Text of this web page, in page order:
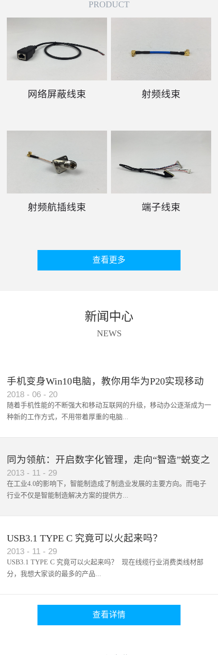
PRODUCT
网络屏蔽线束 射频线束
射频航插线束 端子线束
查看更多
新闻中心
NEWS
手机变身Win10电脑，教你用华为P20实现移动
办公功能
2018 - 06 - 20
随着手机性能的不断强大和移动互联网的升级，移动办公逐渐成为一
种新的工作方式，不用带着厚重的电脑...
同为领航：开启数字化管理，走向“智造”蜕变之
路
2013 - 11 - 29
在工业4.0的影响下，智能制造成了制造业发展的主要方向。而电子
行业不仅是智能制造解决方案的提供方...
USB3.1 TYPE C 究竟可以火起来吗？
2013 - 11 - 29
USB3.1 TYPE C 究竟可以火起来吗？ 现在线缆行业消费类线材部
分，我想大家谈的最多的产品...
查看详情